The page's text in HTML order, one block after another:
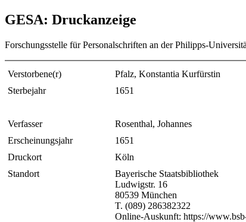
GESA: Druckanzeige
Forschungsstelle für Personalschriften an der Philipps-
Verstorbene(r)
Pfalz, Konstantia Kurfürstin
Sterbejahr
1651
Verfasser
Rosenthal, Johannes
Erscheinungsjahr
1651
Druckort
Köln
Standort
Bayerische Staatsbibliothek
Ludwigstr. 16
80539 München
T. (089) 286382322
Online-Auskunft: https://